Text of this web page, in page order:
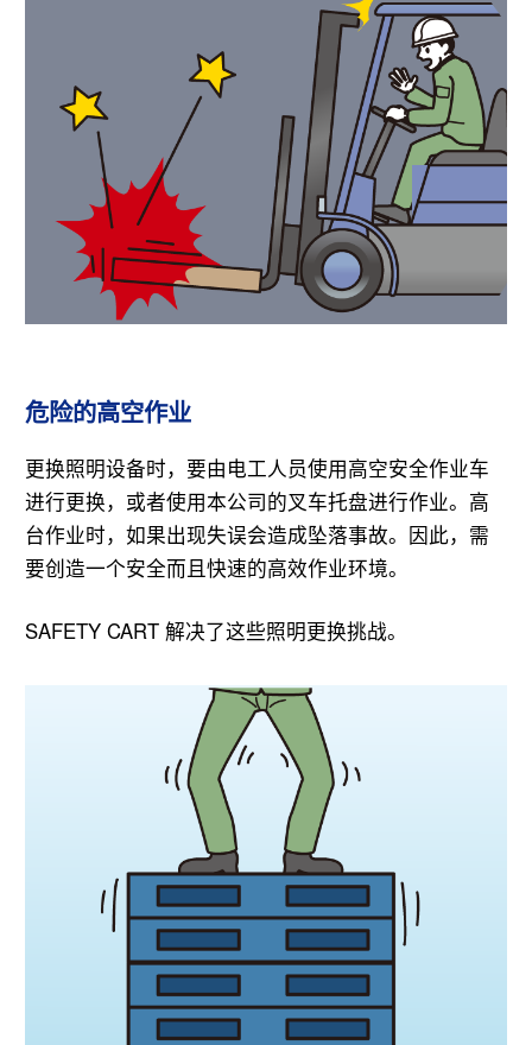
危险的高空作业
更换照明设备时，要由电工人员使用高空安全作业车
进行更换，或者使用本公司的叉车托盘进行作业。高
台作业时，如果出现失误会造成坠落事故。因此，需
要创造一个安全而且快速的高效作业环境。
SAFETY CART 解决了这些照明更换挑战。